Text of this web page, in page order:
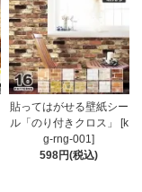
貼ってはがせる壁紙シー
ル「のり付きクロス」 [k
g-rng-001]
598円(税込)